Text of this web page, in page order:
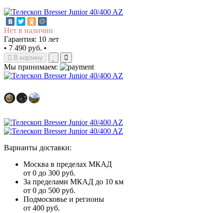
Нет в наличии
Гарантия: 10 лет
• 7 490 руб. •
В корзину
Мы принимаем:
Варианты доставки:
Москва в пределах МКАД
от 0 до 300 руб.
За пределами МКАД до 10 км
от 0 до 500 руб.
Подмосковье и регионы
от 400 руб.